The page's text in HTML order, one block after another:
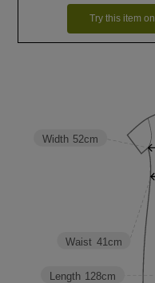
Try this item on
Length 128cm
Waist 41cm
Width 52cm